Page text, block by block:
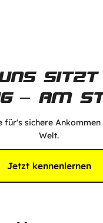
SITZT
– AM
für's sichere
Welt.
Jetzt kennenlernen